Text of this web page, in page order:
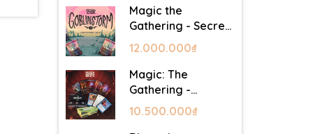
Hatsune Miku
Magic the
Gathering - Secret
Lair - Commander
Deck: Goblin Storm
12.000.000₫
Magic: The
Gathering -
Mystery Booster 2
- Festival in a Box
10.500.000₫